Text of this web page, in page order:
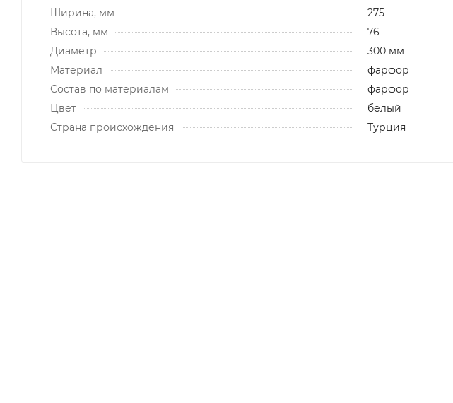
Ширина, мм
275
Высота, мм
76
Диаметр
300 мм
Материал
фарфор
Состав по материалам
фарфор
Цвет
белый
Страна происхождения
Турция